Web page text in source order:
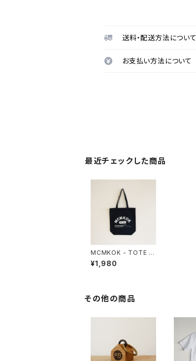
送料・配送方法について
お支払い方法について
最近チェックした商品
MCMKOK - TOTE /
Navy
¥1,980
その他の商品